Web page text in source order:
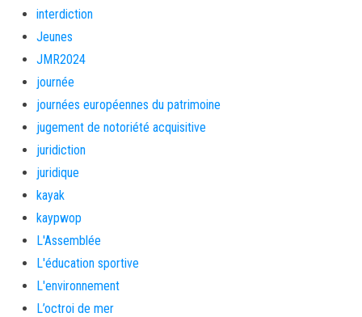
interdiction
Jeunes
JMR2024
journée
journées européennes du patrimoine
jugement de notoriété acquisitive
juridiction
juridique
kayak
kaypwop
L'Assemblée
L'éducation sportive
L'environnement
L’octroi de mer